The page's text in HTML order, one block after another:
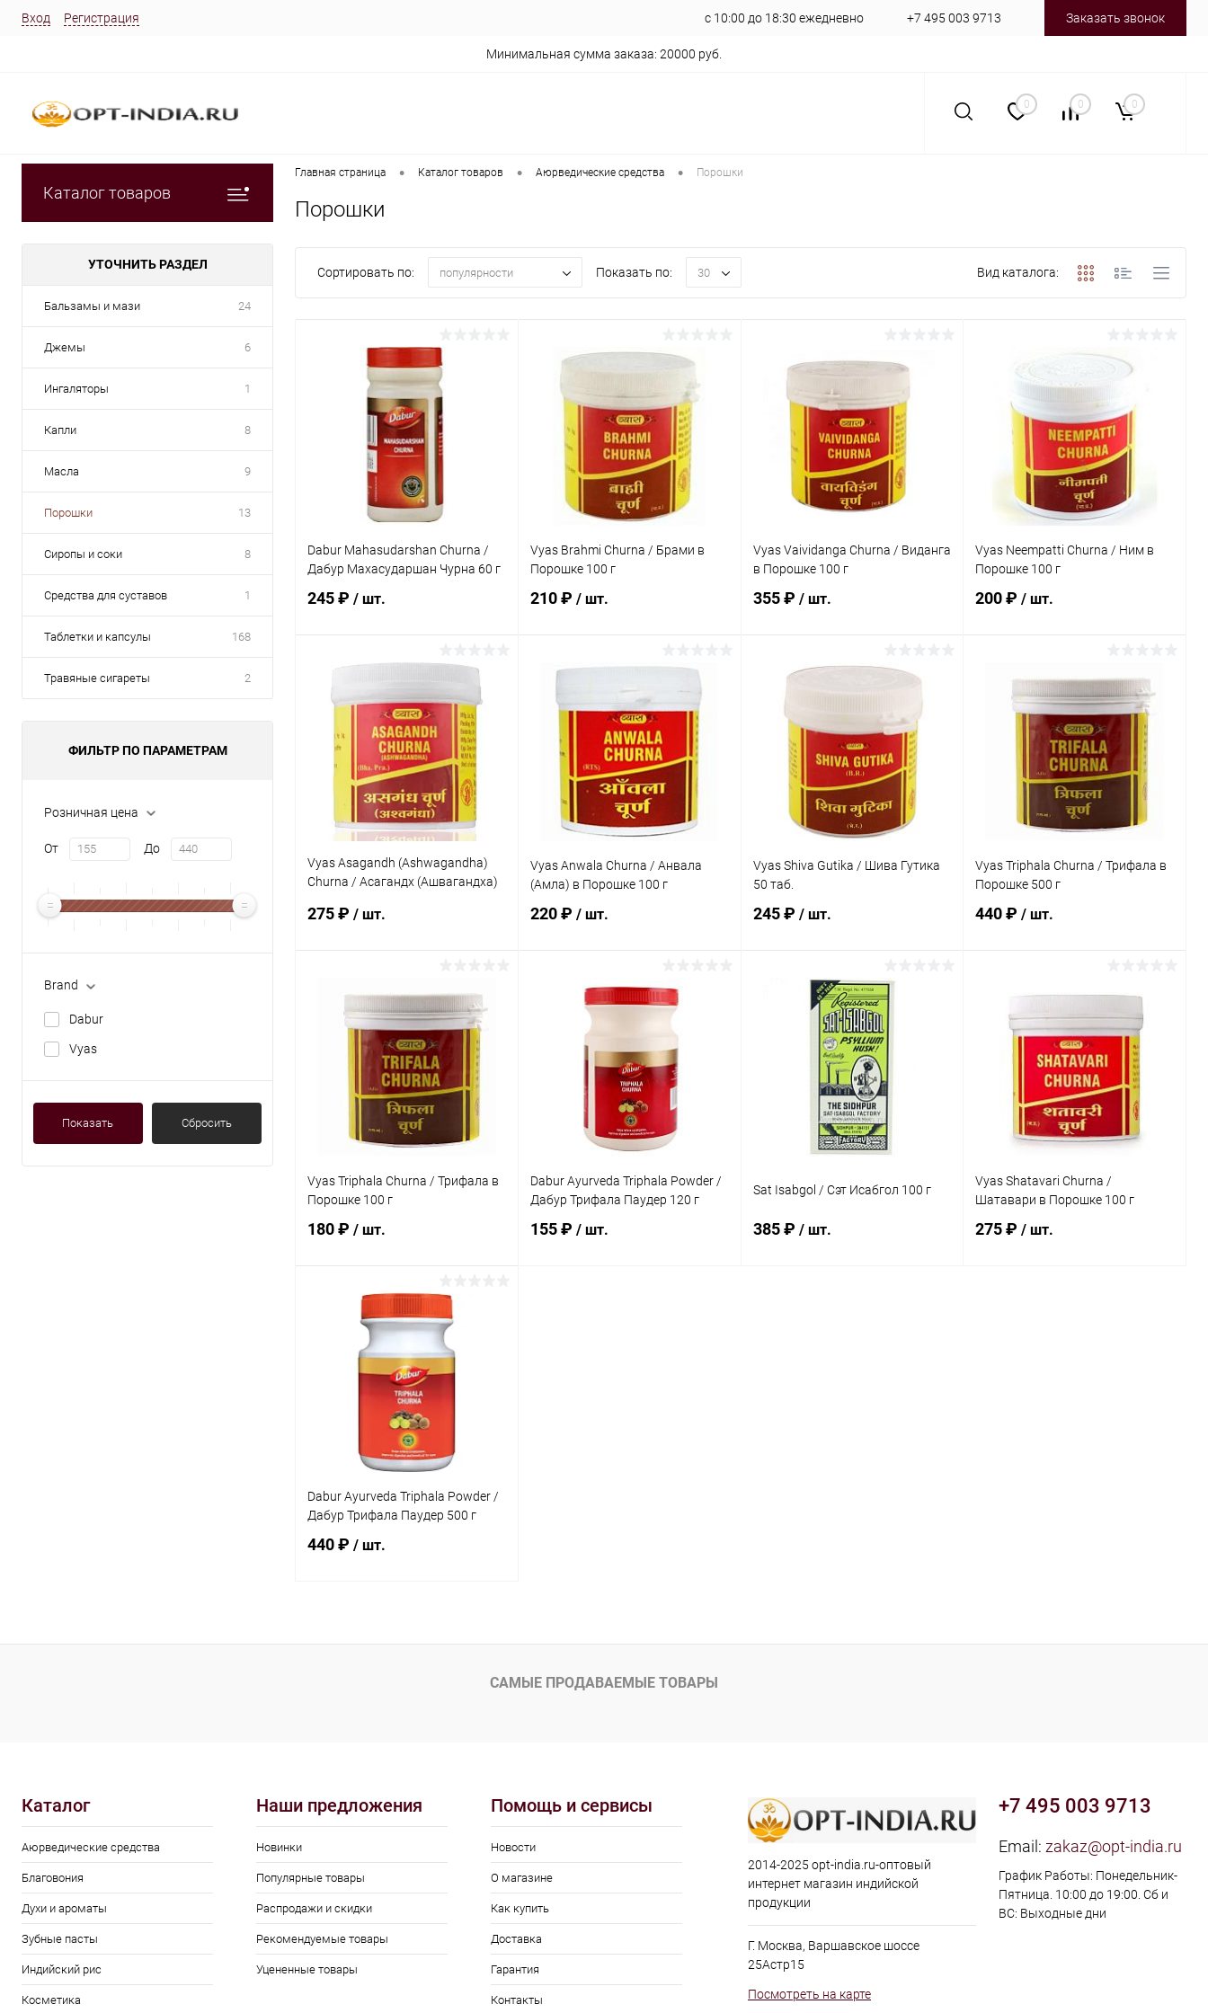
Вход Регистрация с 10:00 до 18:30 ежедневно +7 495 003 9713 Заказать звонок
Минимальная сумма заказа: 20000 руб.
0 0 0
Каталог товаров
УТОЧНИТЬ РАЗДЕЛ
Бальзамы и мази 24
Джемы 6
Ингаляторы 1
Капли 8
Масла 9
Порошки 13
Сиропы и соки 8
Средства для суставов 1
Таблетки и капсулы 168
Травяные сигареты 2
ФИЛЬТР ПО ПАРАМЕТРАМ
Розничная цена
От До
Brand
Dabur
Vyas
Показать Сбросить
Главная страница • Каталог товаров • Аюрведические средства • Порошки
Порошки
Сортировать по: популярности Показать по: 30 Вид каталога:
Dabur Mahasudarshan Churna /
Дабур Махасударшан Чурна 60 г
245 ₽ / шт.
Купить в 1 клик Сравнение
В избранное Под заказ
Vyas Brahmi Churna / Брами в
Порошке 100 г
210 ₽ / шт.
Купить в 1 клик Сравнение
В избранное Под заказ
Vyas Vaividanga Churna / Виданга
в Порошке 100 г
355 ₽ / шт.
В корзину
Купить в 1 клик Сравнение
В избранное Под заказ
Vyas Neempatti Churna / Ним в
Порошке 100 г
200 ₽/ шт.
Купить в 1 клик Сравнение
В избранное Под заказ
Vyas Asagandh (Ashwagandha)
Churna / Асагандх (Ашвагандха)
275 ₽ / шт.
Купить в 1 клик Сравнение
В избранное Под заказ
Vyas Anwala Churna / Анвала
(Амла) в Порошке 100 г
220 ₽ / шт.
В корзину
Купить в 1 клик Сравнение
В избранное Под заказ
Vyas Shiva Gutika / Шива Гутика
50 таб.
245 ₽ / шт.
В корзину
Купить в 1 клик Сравнение
В избранное Под заказ
Vyas Triphala Churna / Трифала в
Порошке 500 г
440 ₽/ шт.
Купить в 1 клик Сравнение
В избранное Под заказ
Vyas Triphala Churna / Трифала в
Порошке 100 г
180 ₽ / шт.
В корзину
Купить в 1 клик Сравнение
В избранное
Dabur Ayurveda Triphala Powder /
Дабур Трифала Паудер 120 г
155 ₽ / шт.
Sat Isabgol / Сэт Исабгол 100 г
385 ₽ / шт.
Vyas Shatavari Churna /
Шатавари в Порошке 100 г
275 ₽/ шт.
Dabur Ayurveda Triphala Powder /
Дабур Трифала Паудер 500 г
440 ₽ / шт.
САМЫЕ ПРОДАВАЕМЫЕ ТОВАРЫ
Каталог
Аюрведические средства
Благовония
Духи и ароматы
Зубные пасты
Индийский рис
Косметика
Наши предложения
Новинки
Популярные товары
Распродажи и скидки
Рекомендуемые товары
Уцененные товары
Помощь и сервисы
Новости
О магазине
Как купить
Доставка
Гарантия
Контакты
2014-2025 opt-india.ru-оптовый
интернет магазин индийской
продукции
Г. Москва, Варшавское шоссе
25Астр15
Посмотреть на карте
+7 495 003 9713
Email: zakaz@opt-india.ru
График Работы: Понедельник-
Пятница. 10:00 до 19:00. Сб и
ВС: Выходные дни